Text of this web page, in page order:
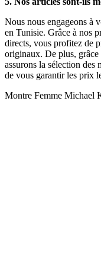
Nous nous engageons à
en Tunisie. Grâce à nos
directs, vous profitez de
originaux. De plus, grâce
assurons la sélection
de vous garantir les prix
Montre Femme Michael